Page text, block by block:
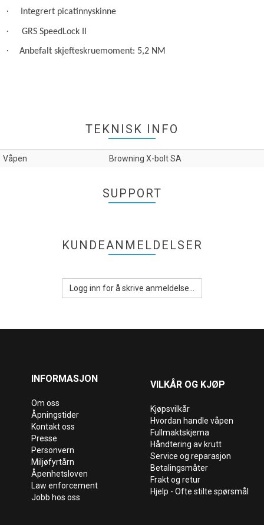
· Integrert picatinnyskinne
· GRS SpeedLock II
· Anbefalt skjefteskruemoment: 5,2 NM
TEKNISK INFO
Våpen Browning X-bolt SA
SUPPORT
KUNDEANMELDELSER
Logg inn for å skrive anmeldelse...
INFORMASJON
Om oss
Åpningstider
Kontakt oss
Presse
Personvern
Miljøfyrtårn
Åpenhetsloven
Law enforcement
Jobb hos oss
VILKÅR OG KJØP
Kjøpsvilkår
Hvordan handle våpen
Fullmaktskjema
Håndtering av krutt
Service og reparasjon
Betalingsmåter
Frakt og retur
Hjelp - Ofte stilte spørsmål